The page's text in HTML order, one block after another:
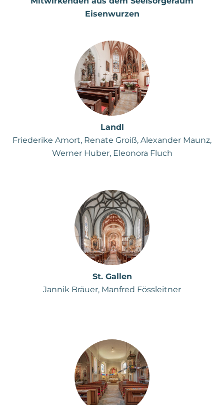
Eisenwurzen
Landl
Friederike Amort, Renate Groiß, Alexander Maunz,
Werner Huber, Eleonora Fluch
St. Gallen
Jannik Bräuer, Manfred Fössleitner